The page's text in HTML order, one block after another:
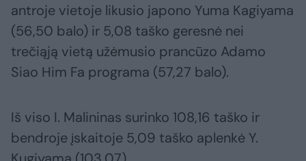
antroje vietoje likusio japono Yuma Kagiyama
(56,50 balo) ir 5,08 taško geresnė nei
trečiąją vietą užėmusio prancūzo Adamo
Siao Him Fa programa (57,27 balo).
Iš viso I. Malininas surinko 108,16 taško ir
bendroje įskaitoje 5,09 taško aplenkė Y.